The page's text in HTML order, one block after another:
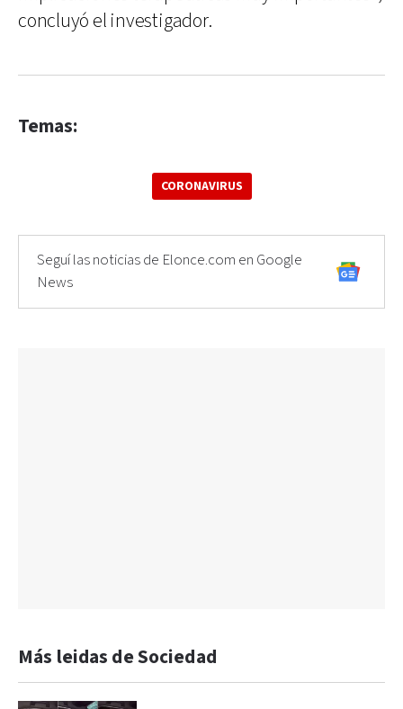
concluyó el investigador.
Temas:
CORONAVIRUS
Seguí las noticias de Elonce.com en Google
News
Más leidas de Sociedad